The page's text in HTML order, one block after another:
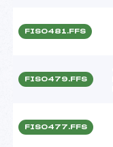
FIS0481.FFS
FIS0479.FFS
FIS0477.FFS